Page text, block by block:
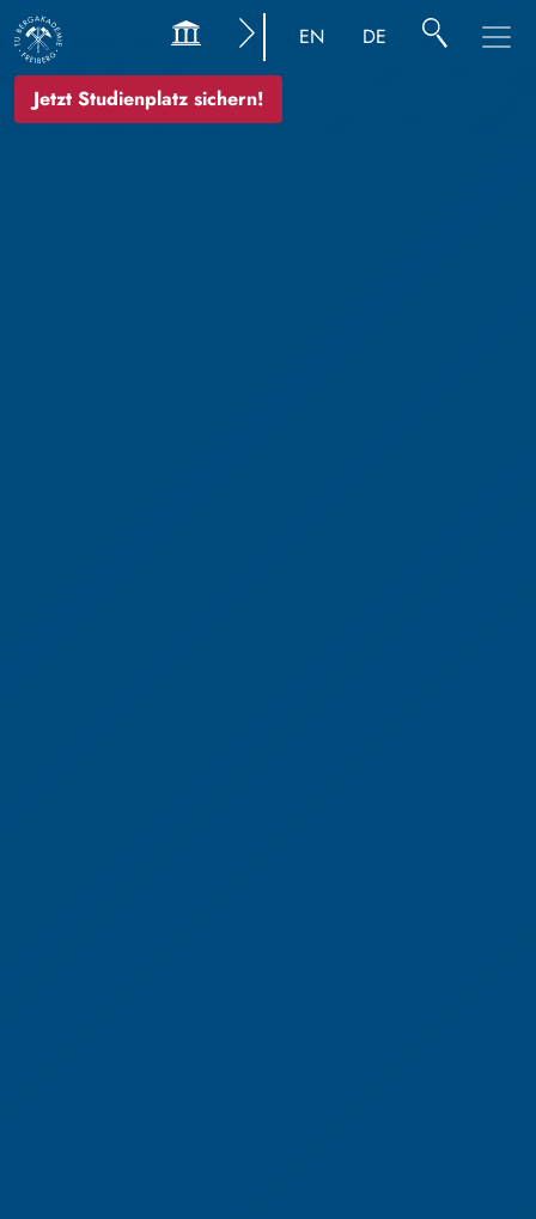
Jetzt Studienplatz sichern!
EN DE